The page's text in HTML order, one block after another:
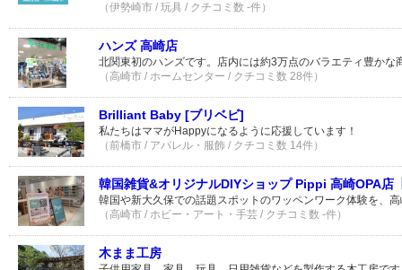
（伊勢崎市 / 玩具 / クチコミ数 -件）
ハンズ 高崎店
北関東初のハンズです。店内には約3万点のバラエティ豊かな
（高崎市 / ホームセンター / クチコミ数 28件）
Brilliant Baby [ブリベビ]
私たちはママがHappyになるように応援しています！
（前橋市 / アパレル・服飾 / クチコミ数 14件）
韓国雑貨&オリジナルDIYショップ Pippi 高崎OPA店
韓国や新大久保での話題スポットのワッペンワーク体験を、
（高崎市 / ホビー・アート・手芸 / クチコミ数 -件）
木まま工房